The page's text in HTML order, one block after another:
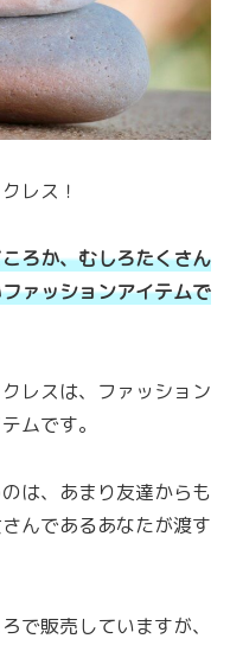
レス！
ろか、むしろたくさん
ァッションアイテムで
レスは、ファッション
ムです。
は、あまり友達からも
んであるあなたが渡す
で販売していますが、